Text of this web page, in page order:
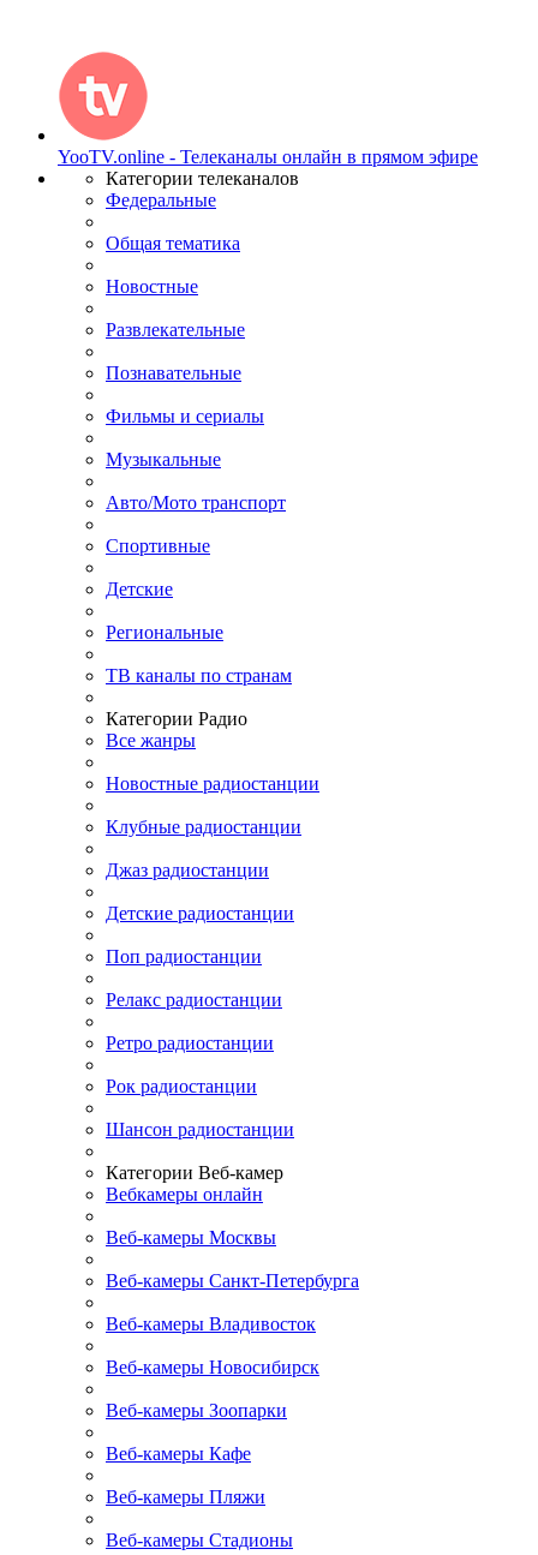
YooTV.online - Телеканалы онлайн в прямом эфире
Категории телеканалов
Федеральные
Общая тематика
Новостные
Развлекательные
Познавательные
Фильмы и сериалы
Музыкальные
Авто/Мото транспорт
Спортивные
Детские
Региональные
ТВ каналы по странам
Категории Радио
Все жанры
Новостные радиостанции
Клубные радиостанции
Джаз радиостанции
Детские радиостанции
Поп радиостанции
Релакс радиостанции
Ретро радиостанции
Рок радиостанции
Шансон радиостанции
Категории Веб-камер
Вебкамеры онлайн
Веб-камеры Москвы
Веб-камеры Санкт-Петербурга
Веб-камеры Владивосток
Веб-камеры Новосибирск
Веб-камеры Зоопарки
Веб-камеры Кафе
Веб-камеры Пляжи
Веб-камеры Стадионы